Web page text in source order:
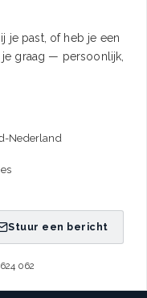
je past, of heb je een
graag — persoonlijk,
Nederland
Stuur een bericht
062